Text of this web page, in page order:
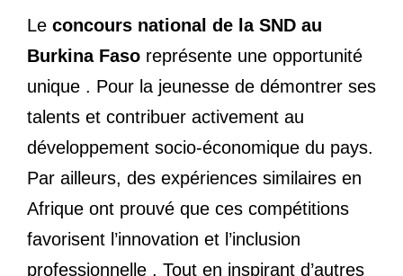
Le concours national de la SND au
Burkina Faso représente une opportunité
unique . Pour la jeunesse de démontrer ses
talents et contribuer activement au
développement socio-économique du pays.
Par ailleurs, des expériences similaires en
Afrique ont prouvé que ces compétitions
favorisent l’innovation et l’inclusion
professionnelle . Tout en inspirant d’autres